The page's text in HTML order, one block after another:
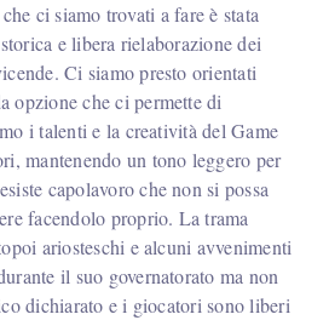
ci siamo trovati a fare è stata
e libera rielaborazione dei
Ci siamo presto orientati
opzione che ci permette di
i talenti e la creatività del Game
mantenendo un tono leggero per
capolavoro che non si possa
facendolo proprio. La trama
ariosteschi e alcuni avvenimenti
il suo governatorato ma non
dichiarato e i giocatori sono liberi